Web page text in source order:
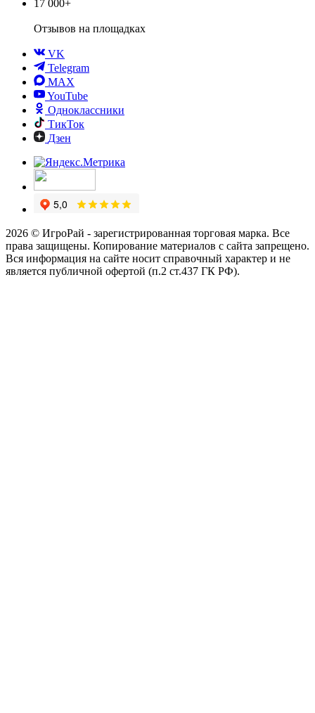
17 000+
Отзывов на площадках
VK
Telegram
MAX
YouTube
Одноклассники
ТикТок
Дзен
2026 © ИгроРай - зарегистрированная торговая марка. Все
права защищены. Копирование материалов с сайта запрещено.
Вся информация на сайте носит справочный характер и не
является публичной офертой (п.2 ст.437 ГК РФ).